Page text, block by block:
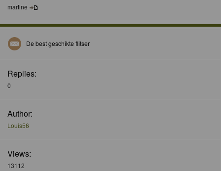
martine
De best geschikte flitser
Replies:
0
Author:
Louis56
Views:
13112